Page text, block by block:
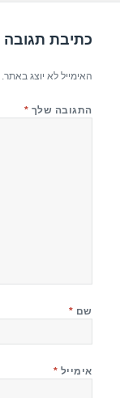
כתיבת תגובה
האימייל לא יוצג באתר.
התגובה שלך *
שם *
אימייל *